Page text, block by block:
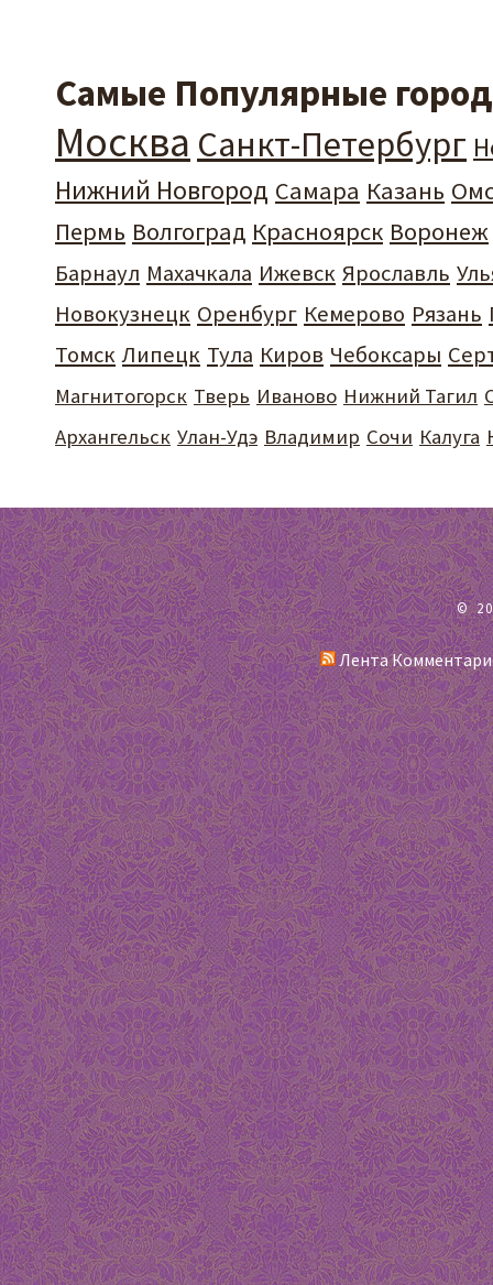
Самые Популярные
Москва Санкт-Петербург
Нижний Новгород Самара Казань
Пермь Волгоград Красноярск Воронеж
Барнаул Махачкала Ижевск Ярославль
Новокузнецк Оренбург Кемерово Рязань
Томск Липецк Тула Киров Чебоксары
Магнитогорск Тверь Иваново Нижний Тагил
Архангельск Улан-Удэ Владимир Сочи Калуга
©
Лента